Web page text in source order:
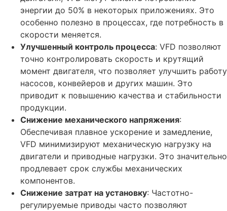
энергии до 50% в некоторых приложениях. Это
особенно полезно в процессах, где потребность в
скорости меняется.
Улучшенный контроль процесса: VFD позволяют
точно контролировать скорость и крутящий
момент двигателя, что позволяет улучшить работу
насосов, конвейеров и других машин. Это
приводит к повышению качества и стабильности
продукции.
Снижение механического напряжения:
Обеспечивая плавное ускорение и замедление,
VFD минимизируют механическую нагрузку на
двигатели и приводные нагрузки. Это значительно
продлевает срок службы механических
компонентов.
Снижение затрат на установку: Частотно-
регулируемые приводы часто позволяют